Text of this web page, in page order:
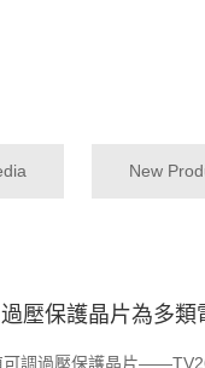
New
壓保護晶片為多類
調過壓保護晶片